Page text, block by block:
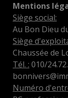
Mentions
Siège social:
Au Bon Dieu
Siège
Chaussée de
Tél. : 010/
Numéro